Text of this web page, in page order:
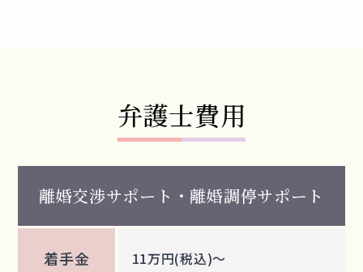
弁護士費用
離婚交渉サポート ・離婚調停サポート
着手金 11万円(税込)～